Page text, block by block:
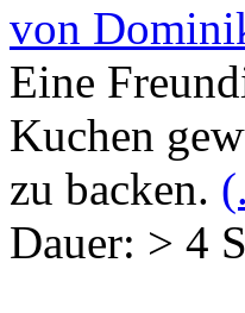
von
Eine
Kuchen
zu backen.
Dauer: > 4